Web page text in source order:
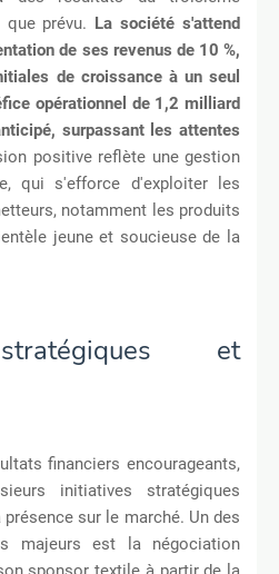
prévu.
La société s'attend
de ses revenus de 10 %,
de croissance à un seul
opérationnel de 1,2 milliard
surpassant les attentes
positive reflète une gestion
qui s'efforce d'exploiter les
notamment les produits
jeune et soucieuse de la
et
financiers encourageants,
initiatives stratégiques
sur le marché. Un des
majeurs est la négociation